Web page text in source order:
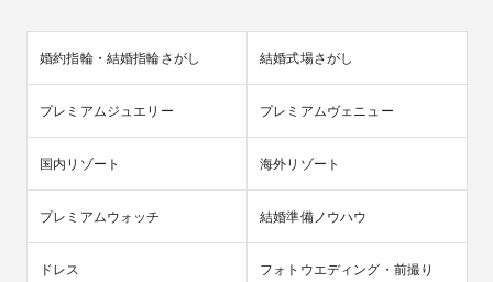
婚約指輪・結婚指輪さがし 結婚式場さがし
プレミアムジュエリー プレミアムヴェニュー
国内リゾート 海外リゾート
プレミアムウォッチ 結婚準備ノウハウ
ドレス フォトウエディング・前撮り